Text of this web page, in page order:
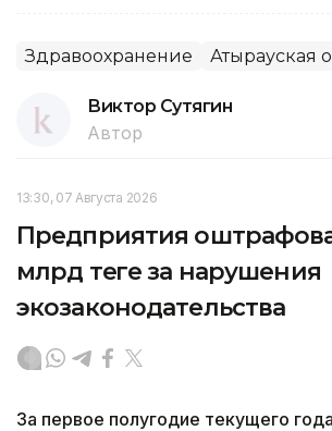
Здравоохранение Атырауская
Виктор Сутягин
Автор
13:30, 07 Августа 2026
Предприятия
млрд теңге за нарушения
экозаконодательства
За первое полугодие текущего